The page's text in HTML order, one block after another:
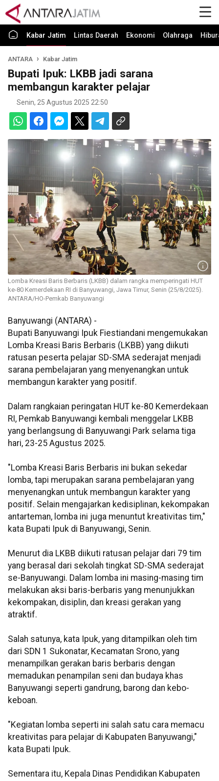
Kabar Jatim Lintas Daerah Ekonomi Olahraga
ANTARA Kabar Jatim
Bupati Ipuk: LKBB jadi sarana
membangun karakter pelajar
Senin, 25 Agustus 2025 22:50
Lomba Kreasi Baris Berbaris (LKBB) dalam rangka memperingati HUT
ke-80 Kemerdekaan RI di Banyuwangi, Jawa Timur, Senin (25/8/2025).
ANTARA/HO-Pemkab Banyuwangi
Banyuwangi (ANTARA) -
Bupati Banyuwangi Ipuk Fiestiandani mengemukakan
Lomba Kreasi Baris Berbaris (LKBB) yang diikuti
ratusan peserta pelajar SD-SMA sederajat menjadi
sarana pembelajaran yang menyenangkan untuk
membangun karakter yang positif.
Dalam rangkaian peringatan HUT ke-80 Kemerdekaan
RI, Pemkab Banyuwangi kembali menggelar LKBB
yang berlangsung di Banyuwangi Park selama tiga
hari, 23-25 Agustus 2025.
"Lomba Kreasi Baris Berbaris ini bukan sekedar
lomba, tapi merupakan sarana pembelajaran yang
menyenangkan untuk membangun karakter yang
positif. Selain mengajarkan kedisiplinan, kekompakan
antarteman, lomba ini juga menuntut kreativitas tim,"
kata Bupati Ipuk di Banyuwangi, Senin.
Menurut dia LKBB diikuti ratusan pelajar dari 79 tim
yang berasal dari sekolah tingkat SD-SMA sederajat
se-Banyuwangi. Dalam lomba ini masing-masing tim
melakukan aksi baris-berbaris yang menunjukkan
kekompakan, disiplin, dan kreasi gerakan yang
atraktif.
Salah satunya, kata Ipuk, yang ditampilkan oleh tim
dari SDN 1 Sukonatar, Kecamatan Srono, yang
menampilkan gerakan baris berbaris dengan
memadukan penampilan seni dan budaya khas
Banyuwangi seperti gandrung, barong dan kebo-
keboan.
"Kegiatan lomba seperti ini salah satu cara memacu
kreativitas para pelajar di Kabupaten Banyuwangi,"
kata Bupati Ipuk.
Sementara itu, Kepala Dinas Pendidikan Kabupaten